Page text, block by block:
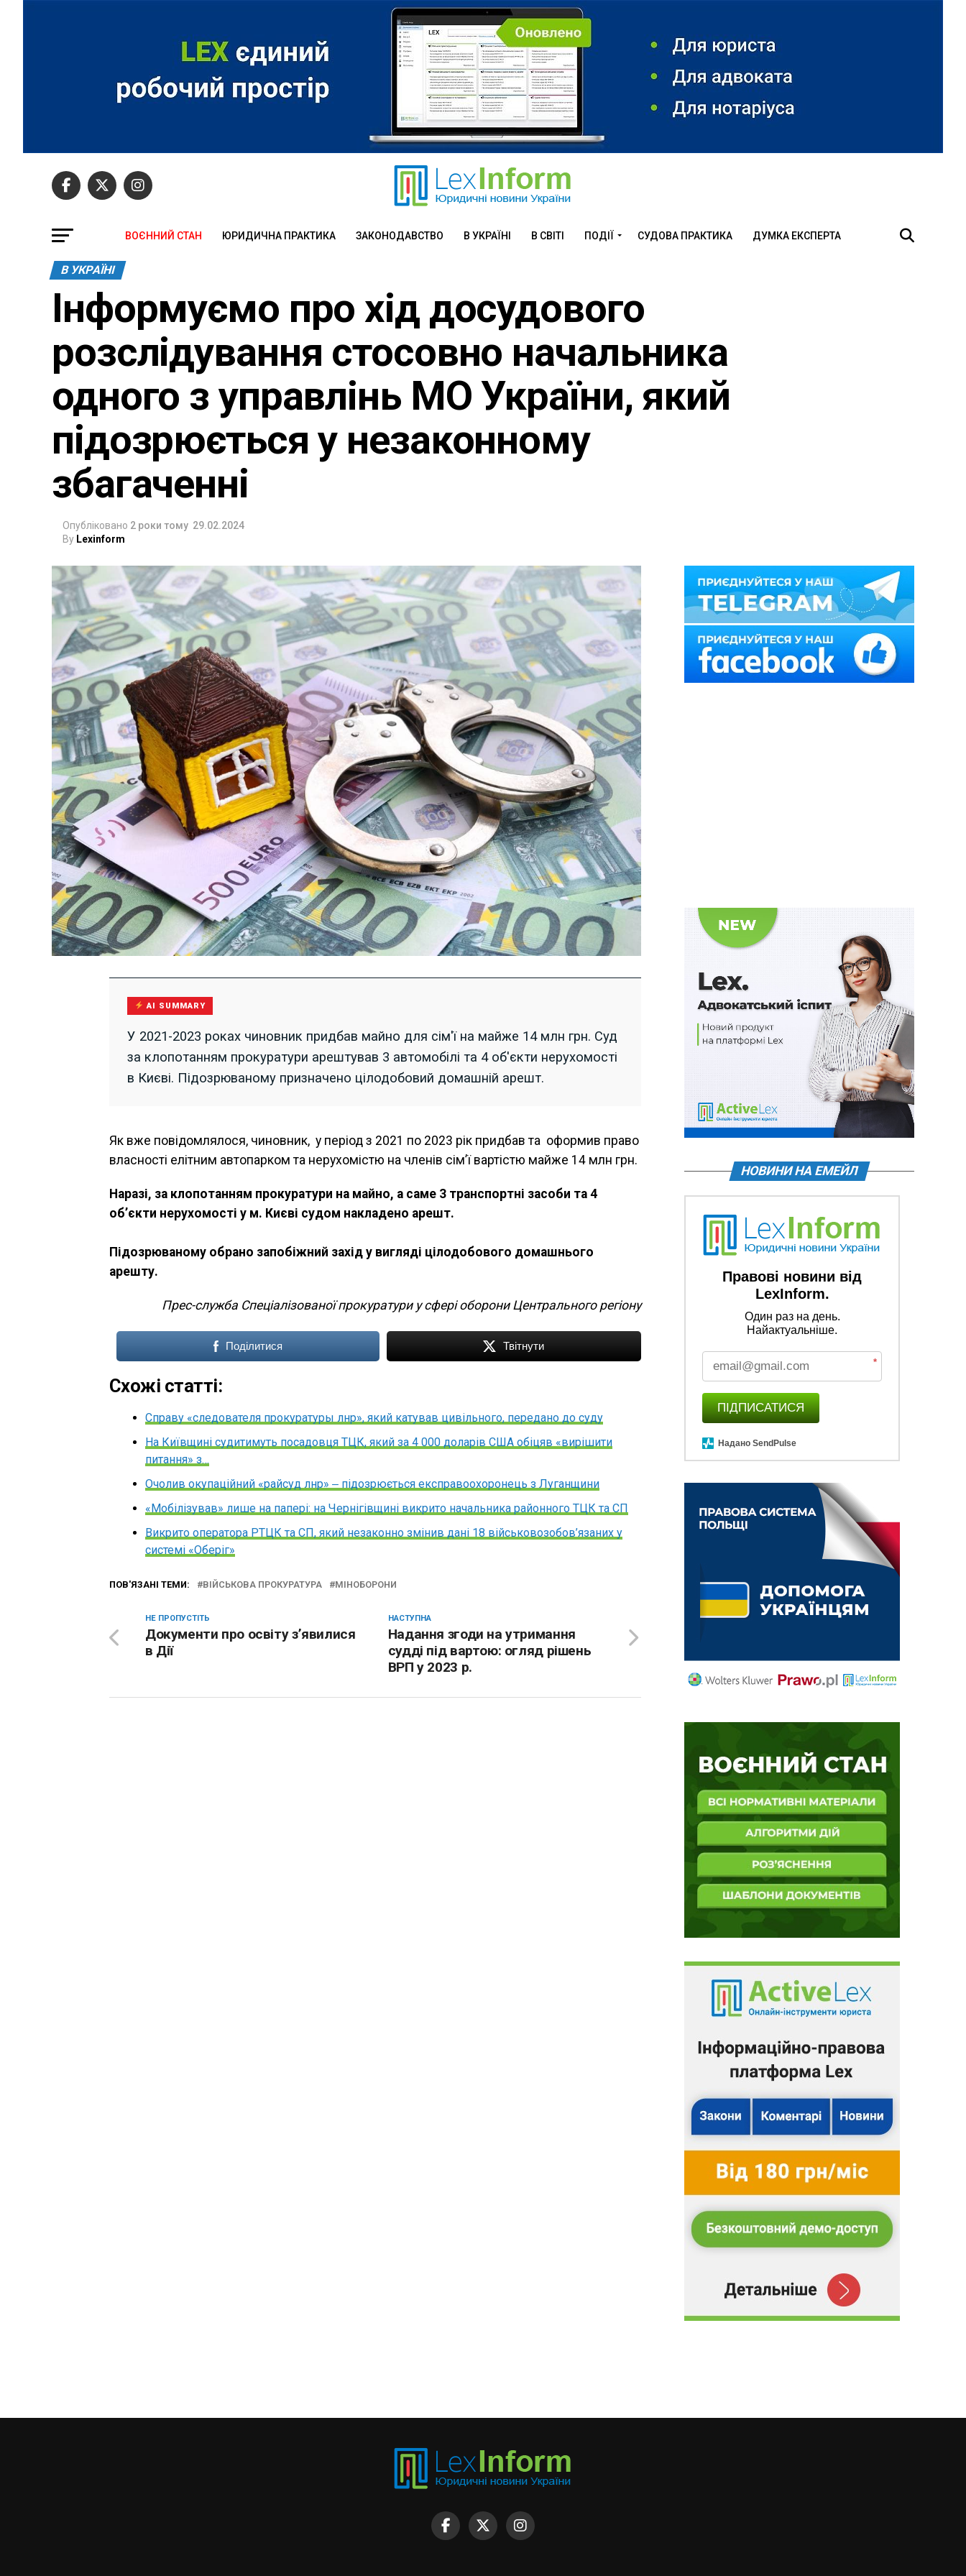
ВОЄННИЙ СТАН ЮРИДИЧНА ПРАКТИКА ЗАКОНОДАВСТВО В УКРАЇНІ В СВІТІ ПОДІЇ СУДОВА ПРАКТИКА ДУМКА ЕКСПЕРТА
В УКРАЇНІ
Інформуємо про хід досудового
розслідування стосовно начальника
одного з управлінь МО України, який
підозрюється у незаконному
збагаченні
Опубліковано 2 роки тому 29.02.2024
By Lexinform
AI SUMMARY
У 2021-2023 роках чиновник придбав майно для сім'ї на майже 14 млн грн. Суд
за клопотанням прокуратури арештував 3 автомобілі та 4 об'єкти нерухомості
в Києві. Підозрюваному призначено цілодобовий домашній арешт.
Як вже повідомлялося, чиновник, у період з 2021 по 2023 рік придбав та оформив право
власності елітним автопарком та нерухомістю на членів сім’ї вартістю майже 14 млн грн.
Наразі, за клопотанням прокуратури на майно, а саме 3 транспортні засоби та 4
обʼєкти нерухомості у м. Києві судом накладено арешт.
Підозрюваному обрано запобіжний захід у вигляді цілодобового домашнього
арешту.
Прес-служба Спеціалізованої прокуратури у сфері оборони Центрального регіону
Поділитися Твітнути
Схожі статті:
Справу «следователя прокуратуры лнр», який катував цивільного, передано до суду
На Київщині судитимуть посадовця ТЦК, який за 4 000 доларів США обіцяв «вирішити
питання» з…
Очолив окупаційний «райсуд лнр» ‒ підозрюється експравоохоронець з Луганщини
«Мобілізував» лише на папері: на Чернігівщині викрито начальника районного ТЦК та СП
Викрито оператора РТЦК та СП, який незаконно змінив дані 18 військовозобов’язаних у
системі «Оберіг»
ПОВ'ЯЗАНІ ТЕМИ: ВІЙСЬКОВА ПРОКУРАТУРА МІНОБОРОНИ
НАСТУПНА
Надання згоди на утримання
судді під вартою: огляд рішень
ВРП у 2023 р.
НЕ ПРОПУСТІТЬ
Документи про освіту з’явилися
в Дії
НОВИНИ НА ЕМЕЙЛ
Правові новини від
LexInform.
Один раз на день.
Найактуальніше.
*
ПІДПИСАТИСЯ
Надано SendPulse